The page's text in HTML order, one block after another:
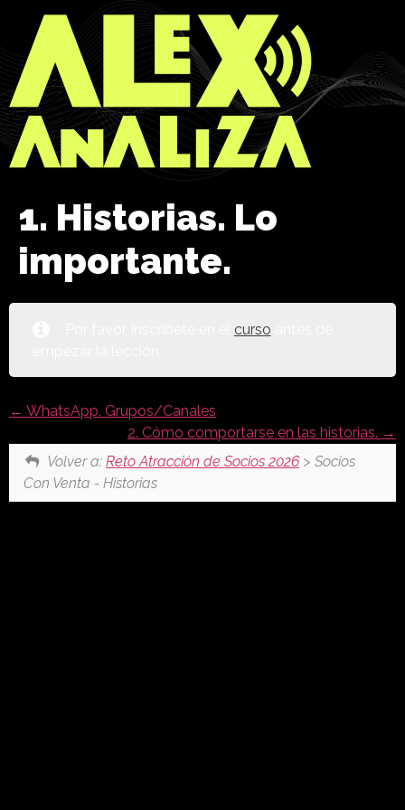
1. Historias. Lo
importante.
curso
WhatsApp. Grupos/Canales
2. Cómo comportarse en las historias.
Volver a: Reto Atracción de Socios 2026> Socios
Con Venta - Historias